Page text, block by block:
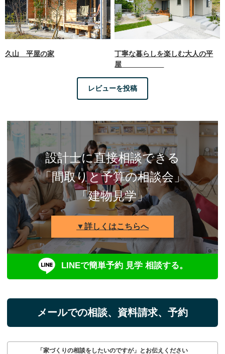
久山 平屋の家
丁寧な暮らしを楽しむ大人の平
屋
レビューを投稿
設計士に直接相談できる
「間取りと予算の相談会」
「建物見学」
▼詳しくはこちらへ
LINEで簡単予約 見学 相談する。
メールでの相談、資料請求、予約
「家づくりの相談をしたいのですが」とお伝えください